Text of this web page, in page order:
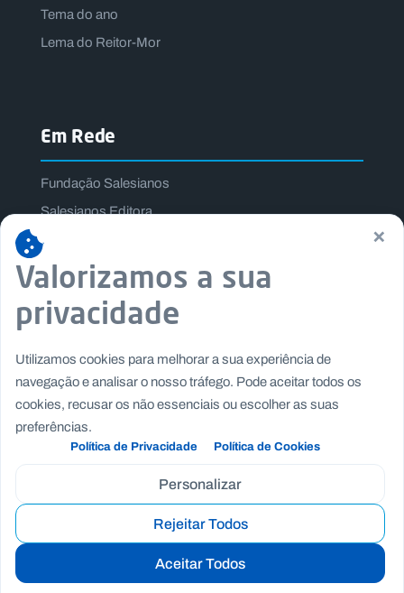
Tema do ano
Lema do Reitor-Mor
Em Rede
Fundação Salesianos
Salesianos Editora
Família Salesiana
Missão Dom Bosco
Copyright © Fundação Salesianos
Politica de Cookies |Termos e Condições
×
Valorizamos a sua
privacidade
Utilizamos cookies para melhorar a sua experiência de
navegação e analisar o nosso tráfego. Pode aceitar todos os
cookies, recusar os não essenciais ou escolher as suas
preferências.
Política de Privacidade Política de Cookies
Personalizar
Rejeitar Todos
Aceitar Todos